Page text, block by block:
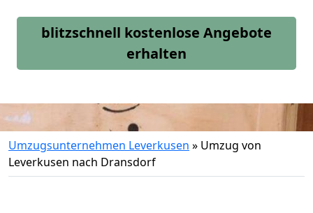
blitzschnell kostenlose Angebote
erhalten
Umzugsunternehmen Leverkusen » Umzug von
Leverkusen nach Dransdorf